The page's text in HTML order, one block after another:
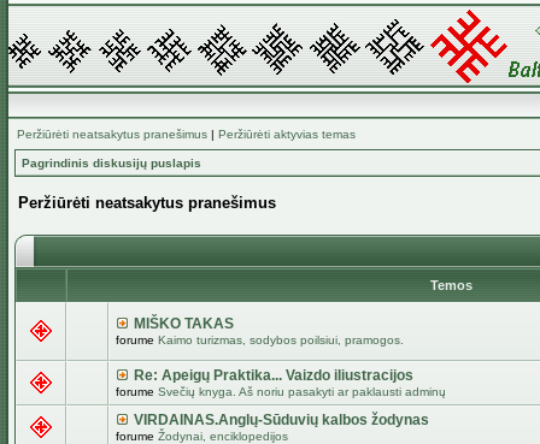
Peržiūrėti neatsakytus pranešimus | Peržiūrėti aktyvias temas
Pagrindinis diskusijų puslapis
Peržiūrėti neatsakytus pranešimus
Temos
MIŠKO TAKAS
forume Kaimo turizmas, sodybos poilsiui, pramogos.
Re: Apeigų Praktika... Vaizdo iliustracijos
forume Svečių knyga. Aš noriu pasakyti ar paklausti adminų
VIRDAINAS.Anglų-Sūduvių kalbos žodynas
forume Žodynai, enciklopedijos